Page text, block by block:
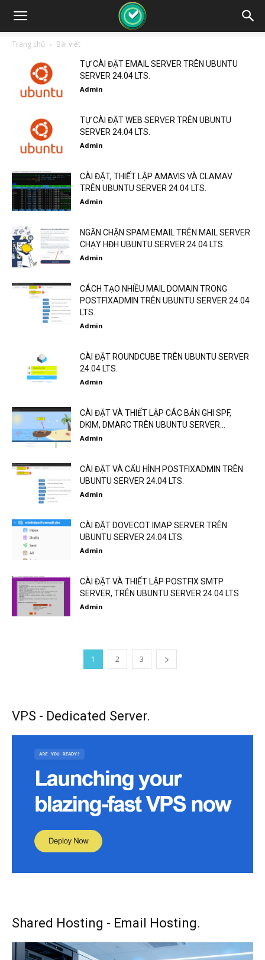
Trang chủ Bài viết
TỰ CÀI ĐẶT EMAIL SERVER TRÊN UBUNTU
SERVER 24.04 LTS.
Admin
TỰ CÀI ĐẶT WEB SERVER TRÊN UBUNTU
SERVER 24.04 LTS.
Admin
CÀI ĐẶT, THIẾT LẬP AMAVIS VÀ CLAMAV
TRÊN UBUNTU SERVER 24.04 LTS.
Admin
NGĂN CHẶN SPAM EMAIL TRÊN MAIL SERVER
CHẠY HĐH UBUNTU SERVER 24.04 LTS.
Admin
CÁCH TẠO NHIỀU MAIL DOMAIN TRONG
POSTFIXADMIN TRÊN UBUNTU SERVER 24.04
LTS.
Admin
CÀI ĐẶT ROUNDCUBE TRÊN UBUNTU SERVER
24.04 LTS.
Admin
CÀI ĐẶT VÀ THIẾT LẬP CÁC BẢN GHI SPF,
DKIM, DMARC TRÊN UBUNTU SERVER...
Admin
CÀI ĐẶT VÀ CẤU HÌNH POSTFIXADMIN TRÊN
UBUNTU SERVER 24.04 LTS.
Admin
CÀI ĐẶT DOVECOT IMAP SERVER TRÊN
UBUNTU SERVER 24.04 LTS.
Admin
CÀI ĐẶT VÀ THIẾT LẬP POSTFIX SMTP
SERVER, TRÊN UBUNTU SERVER 24.04 LTS
Admin
1 2 3
VPS - Dedicated Server.
Shared Hosting - Email Hosting.